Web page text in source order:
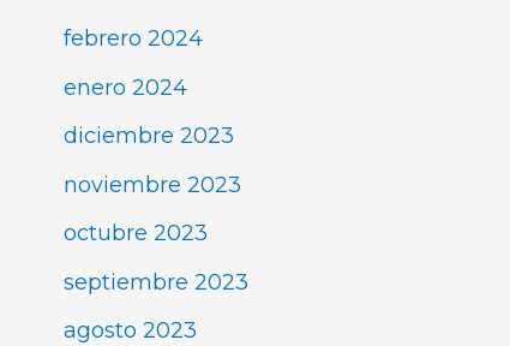
febrero 2024
enero 2024
diciembre 2023
noviembre 2023
octubre 2023
septiembre 2023
agosto 2023